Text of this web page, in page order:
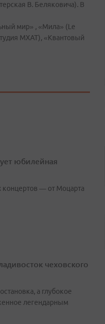
В. Беляковича). В
мир» , «Мила» (Le
МХАТ), «Квантовый
юбилейная
концертов — от Моцарта
чеховского
а глубокое
легендарным